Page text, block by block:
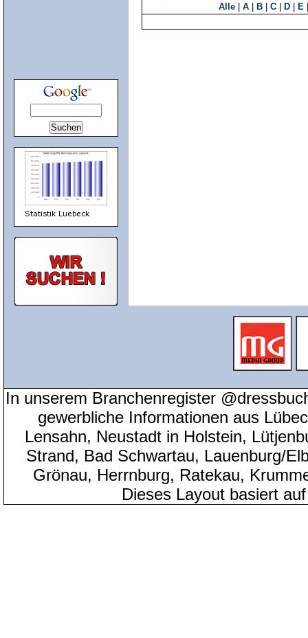
Alle A B C D E
In unserem Branchenregister
gewerbliche Informationen aus
Lensahn, Neustadt in Holstein,
Strand, Bad Schwartau, Lauenburg/
Grönau, Herrnburg, Ratekau,
Dieses Layout basiert